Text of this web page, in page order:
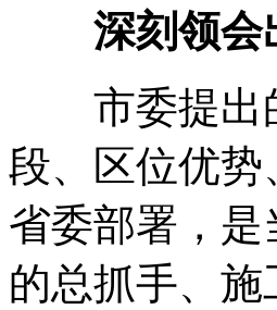
深刻领会
市委提出的
段、区位优
省委部署 ， 是
的总抓手、施